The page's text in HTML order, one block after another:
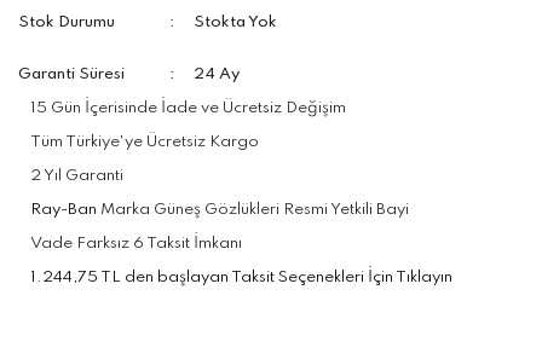
Stok Durumu
Stokta Yok
Garanti Süresi 24 Ay
15 Gün İçerisinde İade ve Ücretsiz Değişim
Tüm Türkiye'ye Ücretsiz Kargo
2 Yıl Garanti
Ray-Ban Marka Güneş Gözlükleri Resmi Yetkili Bayi
Vade Farksız 6 Taksit İmkanı
1.244,75 TL den başlayan Taksit Seçenekleri İçin Tıklayın